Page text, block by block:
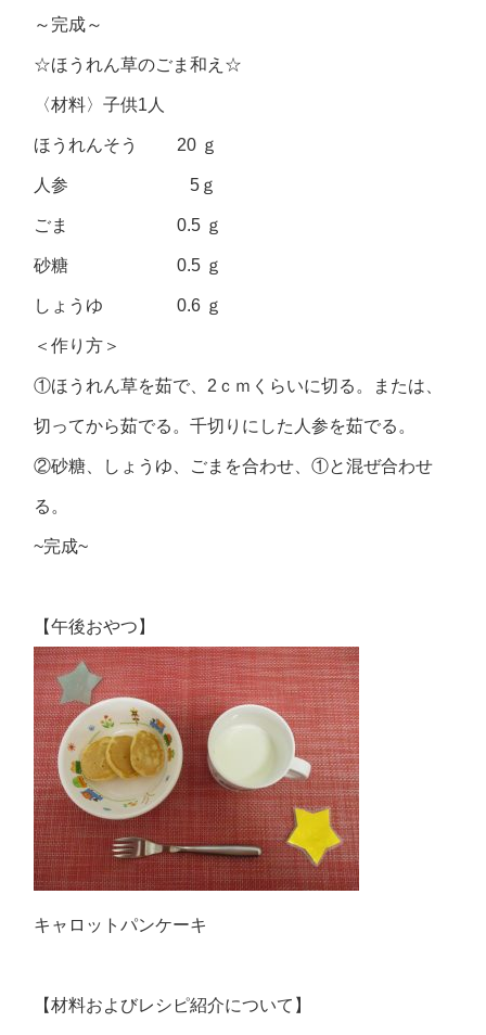
～完成～
☆ほうれん草のごま和え☆
〈材料〉子供1人
ほうれんそう 20 ｇ
人参 5ｇ
ごま 0.5 ｇ
砂糖 0.5 ｇ
しょうゆ 0.6 ｇ
＜作り方＞
①ほうれん草を茹で、2ｃｍくらいに切る。または、
切ってから茹でる。千切りにした人参を茹でる。
②砂糖、しょうゆ、ごまを合わせ、①と混ぜ合わせ
る。
~完成~
【午後おやつ】
キャロットパンケーキ
【材料およびレシピ紹介について】